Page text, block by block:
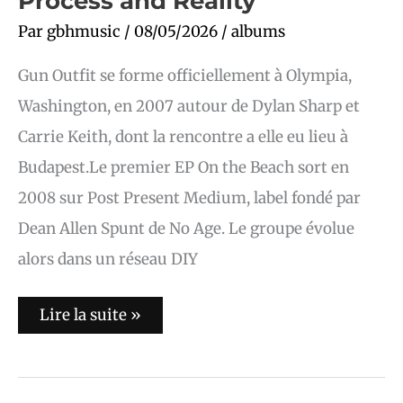
Par gbhmusic / 08/05/2026 / albums
Gun Outfit se forme officiellement à Olympia,
Washington, en 2007 autour de Dylan Sharp et
Carrie Keith, dont la rencontre a elle eu lieu à
Budapest.Le premier EP On the Beach sort en
2008 sur Post Present Medium, label fondé par
Dean Allen Spunt de No Age. Le groupe évolue
alors dans un réseau DIY
Lire la suite »